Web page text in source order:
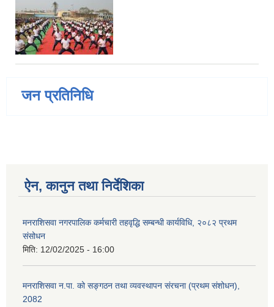
जन प्रतिनिधि
ऐन, कानुन तथा निर्देशिका
मनराशिसवा नगरपालिक कर्मचारी तहवृद्धि सम्बन्धी कार्यविधि, २०८२ प्रथम
संसोधन
मिति: 12/02/2025 - 16:00
मनराशिसवा न.पा. को सङ्गठन तथा व्यवस्थापन संरचना (प्रथम संशोधन),
2082